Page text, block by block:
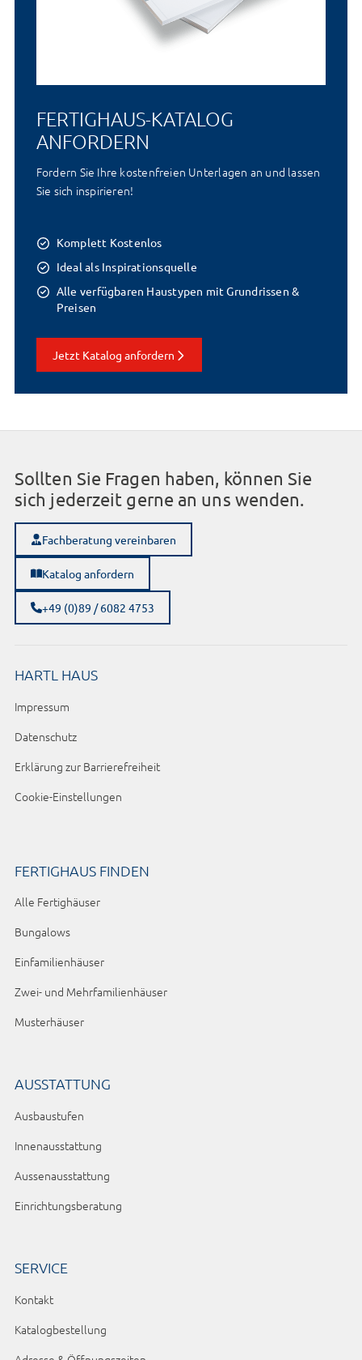
FERTIGHAUS-KATALOG
ANFORDERN
Fordern Sie Ihre kostenfreien Unterlagen an und lassen
Sie sich inspirieren!
Komplett Kostenlos
Ideal als Inspirationsquelle
Alle verfügbaren Haustypen mit Grundrissen &
Preisen
Jetzt Katalog anfordern
Sollten Sie Fragen haben, können Sie
sich jederzeit gerne an uns wenden.
Fachberatung vereinbaren
Katalog anfordern
+49 (0)89 / 6082 4753
HARTL HAUS
Impressum
Datenschutz
Erklärung zur Barrierefreiheit
Cookie-Einstellungen
FERTIGHAUS FINDEN
Alle Fertighäuser
Bungalows
Einfamilienhäuser
Zwei- und Mehrfamilienhäuser
Musterhäuser
AUSSTATTUNG
Ausbaustufen
Innenausstattung
Aussenausstattung
Einrichtungsberatung
SERVICE
Kontakt
Katalogbestellung